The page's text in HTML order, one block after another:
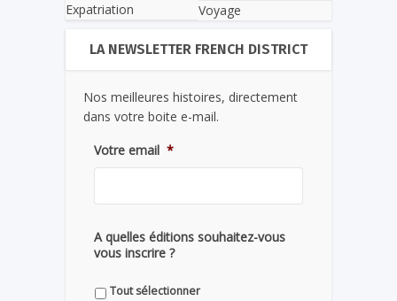
Expatriation
Voyage
LA NEWSLETTER FRENCH DISTRICT
Nos meilleures histoires, directement
dans votre boite e-mail.
Votre email *
A quelles éditions souhaitez-vous
vous inscrire ?
Tout sélectionner